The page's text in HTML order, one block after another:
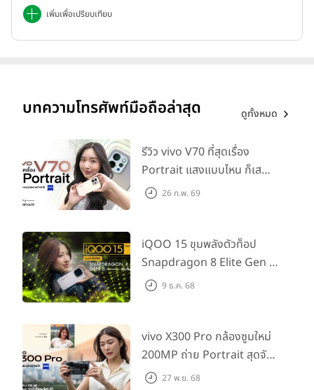
3,000 บาท
เปิดตัว :4 ม.ค. 2023
รุ่น 12GB + 256GB ราคา 3,999 หยวนจีน หรือประมาณ
19,700 บาท
รุ่น 16GB + 256GB ราคา 4,399 หยวนจีน หรือประมาณ
รุ่น 16GB + 512GB ราคา 4,899 หยวนจีน หรือประมาณ
24,100 บาท
Samsung Galaxy A14 5G
สถานะ
วางจำหน่าย :
12 ม.ค. 2023
ราคาเปิดตัว :
รุ่น 4GB + 64GB ราคา 199 ดอลลาร์สหรัฐ หรือประมาณ 6,700
บาท
เพิ่มเพื่อเปรียบเทียบ
บทความโทรศัพท์มือถือล่าสุด ดูทั้งหมด
รีวิว vivo V70 ที่สุดเรื่อง
Portrait แสงแบบไหน ก็เส
กช็อตให้สวยได้!
26 ก.พ. 69
iQOO 15 ขุมพลังตัวท็อป
Snapdragon 8 Elite Gen 5
เล่นลื่นทุกเกม!
9 ธ.ค. 68
vivo X300 Pro กล้องซูมใหม่
200MP ถ่าย Portrait สุดจัด
ต่อเลนส์เสริมได้!
27 พ.ย. 68